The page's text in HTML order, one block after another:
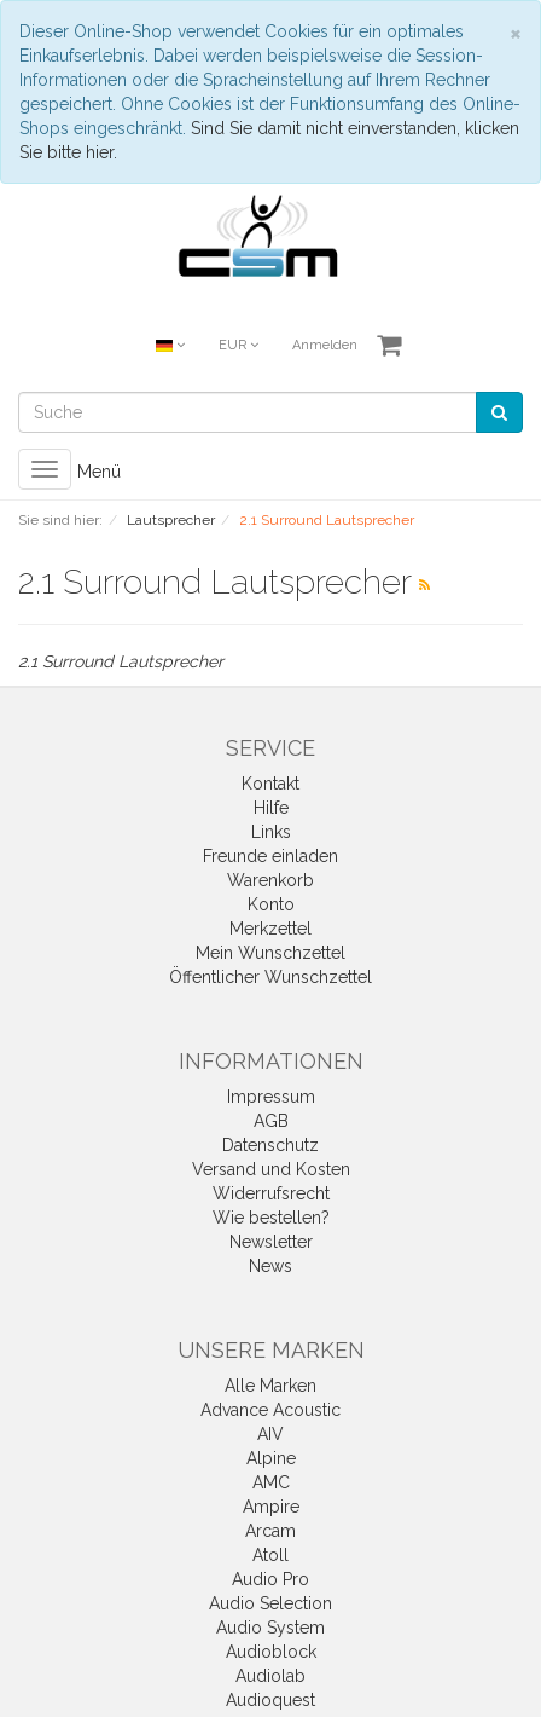
×
Dieser Online-Shop verwendet Cookies für ein optimales
Einkaufserlebnis. Dabei werden beispielsweise die Session-
Informationen oder die Spracheinstellung auf Ihrem Rechner
gespeichert. Ohne Cookies ist der Funktionsumfang des Online-
Shops eingeschränkt. Sind Sie damit nicht einverstanden, klicken
Sie bitte hier.
EUR Anmelden
Toggle
navigation
Menü
Sie sind hier: Lautsprecher 2.1 Surround Lautsprecher
2.1 Surround Lautsprecher
2.1 Surround Lautsprecher
SERVICE
Kontakt
Hilfe
Links
Freunde einladen
Warenkorb
Konto
Merkzettel
Mein Wunschzettel
Öffentlicher Wunschzettel
INFORMATIONEN
Impressum
AGB
Datenschutz
Versand und Kosten
Widerrufsrecht
Wie bestellen?
Newsletter
News
UNSERE MARKEN
Alle Marken
Advance Acoustic
AIV
Alpine
AMC
Ampire
Arcam
Atoll
Audio Pro
Audio Selection
Audio System
Audioblock
Audiolab
Audioquest